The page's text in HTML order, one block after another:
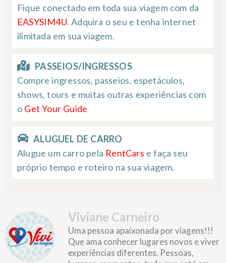
Fique conectado em toda sua viagem com da
EASYSIM4U. Adquira o seu e tenha internet
ilimitada em sua viagem.
PASSEIOS/INGRESSOS
Compre ingressos, passeios, espetáculos,
shows, tours e muitas outras experiências com
o Get Your Guide
ALUGUEL DE CARRO
Alugue um carro pela RentCars e faça seu
próprio tempo e roteiro na sua viagem.
Viviane Carneiro
Uma pessoa apaixonada por viagens!!!
Que ama conhecer lugares novos e viver
experiências diferentes. Pessoas,